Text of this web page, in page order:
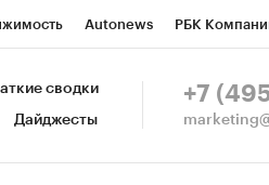
Autonews РБК
СПб Конференции СПб
сводки
Дайджесты
+7